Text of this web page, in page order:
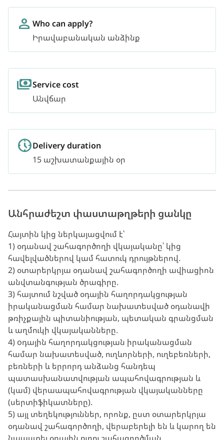
Who can apply?
Իրավաբանական անձինք
Service cost
Անվճար
Delivery duration
15 աշխատանքային օր
Անհրաժեշտ փաստաթղթերի ցանկը
Հայտին կից ներկայացվում է՝
1) օդանավ շահագործողի վկայականը՝ կից
հավելվածներով կամ հատուկ դրույթներով.
2) օտարերկրյա օդանավ շահագործողի ավիացիոն
անվտանգության ծրագիրը.
3) հայտում նշված օդային հաղորդակցության
իրականացման համար նախատեսված օդանավի
թռիչքային պիտանիության, պետական գրանցման
և աղմուկի վկայականները.
4) oդային հաղորդակցության իրականացման
համար նախատեսված, ուղևորների, ուղեբեռների,
բեռների և երրորդ անձանց հանդեպ
պատասխանատվության ապահովագրության և
(կամ) վերաապահովագրության վկայականները
(սերտիֆիկատները).
5) այլ տեղեկություններ, որոնք, ըստ օտարերկրյա
օդանավ շահագործողի, վերաբերելի են և կարող են